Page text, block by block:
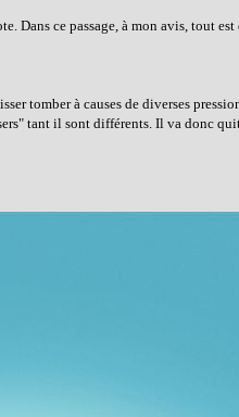
ce passage, à mon avis, tout
tomber à causes de diverses
tant il sont différents. Il va donc